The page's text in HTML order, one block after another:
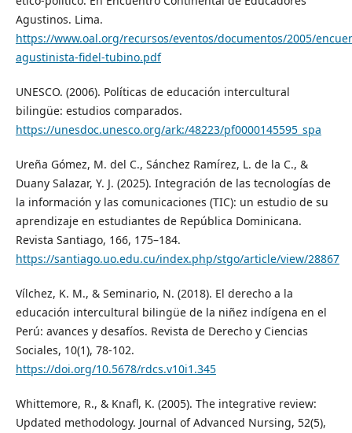
Agustinos. Lima.
https://www.oal.org/recursos/eventos/documentos/2005/
agustinista-fidel-tubino.pdf
UNESCO. (2006). Políticas de educación intercultural
bilingüe: estudios comparados.
https://unesdoc.unesco.org/ark:/48223/pf0000145595_spa
Ureña Gómez, M. del C., Sánchez Ramírez, L. de la C., &
Duany Salazar, Y. J. (2025). Integración de las tecnologías de
la información y las comunicaciones (TIC): un estudio de su
aprendizaje en estudiantes de República Dominicana.
Revista Santiago, 166, 175–184.
https://santiago.uo.edu.cu/index.php/stgo/article/view/28867
Vílchez, K. M., & Seminario, N. (2018). El derecho a la
educación intercultural bilingüe de la niñez indígena en el
Perú: avances y desafíos. Revista de Derecho y Ciencias
Sociales, 10(1), 78-102.
https://doi.org/10.5678/rdcs.v10i1.345
Whittemore, R., & Knafl, K. (2005). The integrative review:
Updated methodology. Journal of Advanced Nursing, 52(5),